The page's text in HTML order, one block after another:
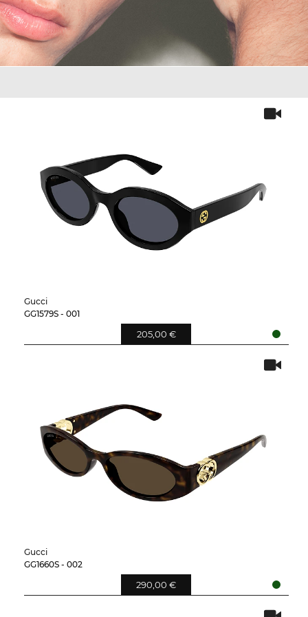
Gucci
GG1579S - 001
205,00 €
Gucci
GG1660S - 002
290,00 €